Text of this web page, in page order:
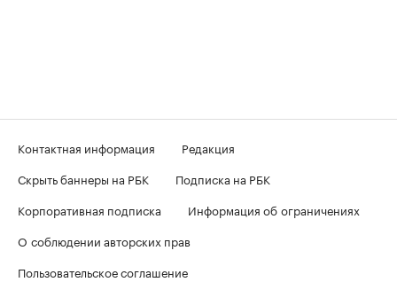
Контактная информация
Редакция
Скрыть баннеры на РБК
Подписка на РБК
Корпоративная подписка
Информация об ограничениях
О соблюдении авторских прав
Пользовательское соглашение